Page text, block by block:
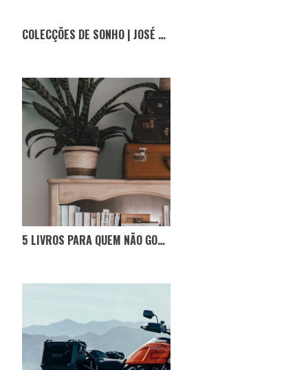
COLECÇÕES DE SONHO | JOSÉ DUARTE E O MUNDO DA HONDA
5 LIVROS PARA QUEM NÃO GOSTA DE LER